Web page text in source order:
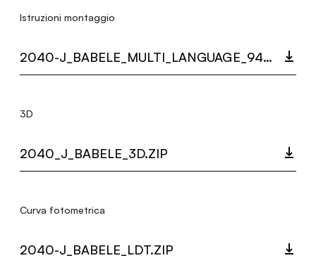
Istruzioni montaggio
2040-J_BABELE_MULTI_LANGUAGE_9455_INST.PDF
3D
2040_J_BABELE_3D.ZIP
Curva fotometrica
2040-J_BABELE_LDT.ZIP